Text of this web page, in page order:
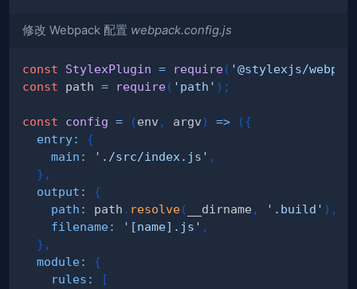
修改 Webpack 配置 webpack.config.js
const StylexPlugin = require( '@stylexjs/
const path = require( 'path' ) ;
const config = (env , argv) => ({
entry:
{
main : './src/index.js' ,
} ,
output :
{
path : path . resolve( __dirname , '.build' ) ,
filename: '[name].js' ,
} ,
module:
{
rules :
[